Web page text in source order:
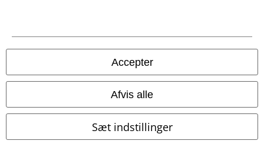
Accepter
Afvis alle
Sæt indstillinger
Cokie indstillinger
© 1986-2026 E.M.P. Merchandising HGmbH